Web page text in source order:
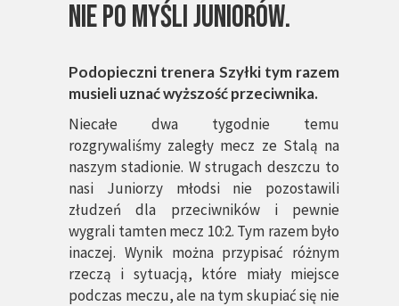
Podopieczni trenera Szyłki tym razem
musieli uznać wyższość przeciwnika.
Niecałe dwa tygodnie temu
rozgrywaliśmy zaległy mecz ze Stalą na
naszym stadionie. W strugach deszczu to
nasi Juniorzy młodsi nie pozostawili
złudzeń dla przeciwników i pewnie
wygrali tamten mecz 10:2. Tym razem było
inaczej. Wynik można przypisać różnym
rzeczą i sytuacją, które miały miejsce
podczas meczu, ale na tym skupiać się nie
nie po myśli Juniorów.